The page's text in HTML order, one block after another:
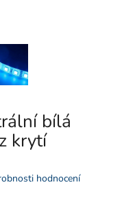
bílá
krytí
hodnocení